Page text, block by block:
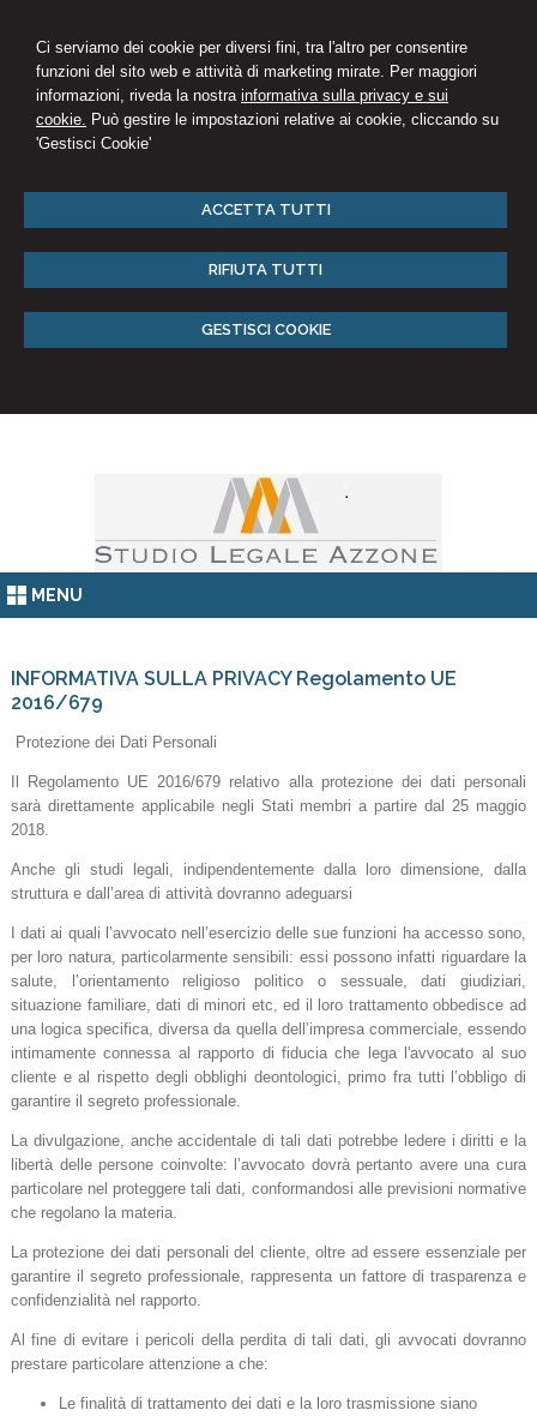
Ci serviamo dei cookie per diversi fini, tra l'altro per consentire
funzioni del sito web e attività di marketing mirate. Per maggiori
informazioni, riveda la nostra informativa sulla privacy e sui
cookie. Può gestire le impostazioni relative ai cookie, cliccando su
'Gestisci Cookie'
ACCETTA TUTTI
RIFIUTA TUTTI
GESTISCI COOKIE
MENU
INFORMATIVA SULLA PRIVACY Regolamento UE
2016/679
Protezione dei Dati Personali
Il Regolamento UE 2016/679 relativo alla protezione dei dati personali
sarà direttamente applicabile negli Stati membri a partire dal 25 maggio
2018.
Anche gli studi legali, indipendentemente dalla loro dimensione, dalla
struttura e dall’area di attività dovranno adeguarsi
I dati ai quali l’avvocato nell’esercizio delle sue funzioni ha accesso sono,
per loro natura, particolarmente sensibili: essi possono infatti riguardare la
salute, l’orientamento religioso politico o sessuale, dati giudiziari,
situazione familiare, dati di minori etc, ed il loro trattamento obbedisce ad
una logica specifica, diversa da quella dell’impresa commerciale, essendo
intimamente connessa al rapporto di fiducia che lega l'avvocato al suo
cliente e al rispetto degli obblighi deontologici, primo fra tutti l’obbligo di
garantire il segreto professionale.
La divulgazione, anche accidentale di tali dati potrebbe ledere i diritti e la
libertà delle persone coinvolte: l’avvocato dovrà pertanto avere una cura
particolare nel proteggere tali dati, conformandosi alle previsioni normative
che regolano la materia.
La protezione dei dati personali del cliente, oltre ad essere essenziale per
garantire il segreto professionale, rappresenta un fattore di trasparenza e
confidenzialità nel rapporto.
Al fine di evitare i pericoli della perdita di tali dati, gli avvocati dovranno
prestare particolare attenzione a che:
Le finalità di trattamento dei dati e la loro trasmissione siano